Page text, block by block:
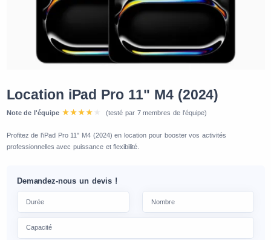
Location iPad Pro 11" M4 (2024)
Note de l'équipe (testé par 7 membres de l'équipe)
Profitez de l'iPad Pro 11" M4 (2024) en location pour booster vos activités
professionnelles avec puissance et flexibilité.
Demandez-nous un devis !